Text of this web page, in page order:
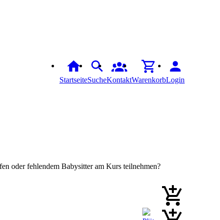
StartseiteSucheKontaktWarenkorbLogin
oder fehlendem Babysitter am Kurs teilnehmen?